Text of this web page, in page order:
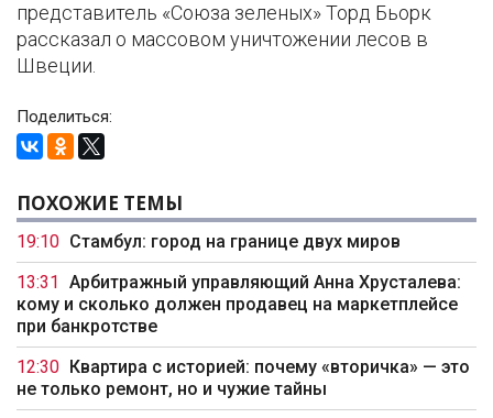
представитель «Союза зеленых» Торд Бьорк
рассказал о массовом уничтожении лесов в
Швеции.
Поделиться:
ПОХОЖИЕ ТЕМЫ
19:10 Стамбул: город на границе двух миров
13:31
Арбитражный управляющий Анна Хрусталева:
кому и сколько должен продавец на маркетплейсе
при банкротстве
12:30
Квартира с историей: почему «вторичка» — это
не только ремонт, но и чужие тайны